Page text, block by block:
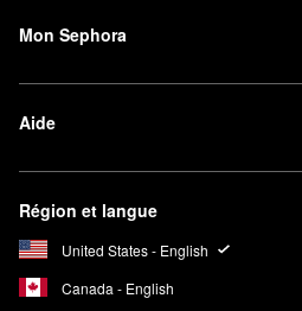
Mon Sephora
Aide
Région et langue
United States - English
Canada - English